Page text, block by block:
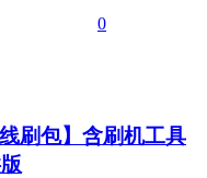
0
刷包】含刷机工具